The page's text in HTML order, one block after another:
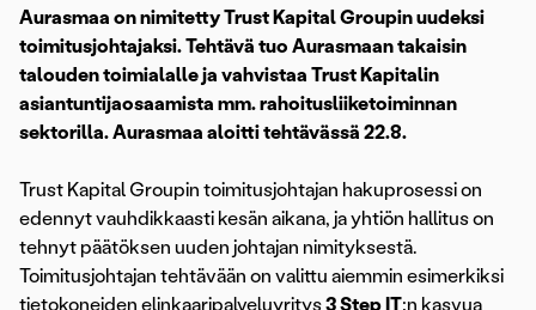
Aurasmaa on nimitetty Trust Kapital Groupin uudeksi
toimitusjohtajaksi. Tehtävä tuo Aurasmaan takaisin
talouden toimialalle ja vahvistaa Trust Kapitalin
asiantuntijaosaamista mm. rahoitusliiketoiminnan
sektorilla. Aurasmaa aloitti tehtävässä 22.8.
Trust Kapital Groupin toimitusjohtajan hakuprosessi on
edennyt vauhdikkaasti kesän aikana, ja yhtiön hallitus on
tehnyt päätöksen uuden johtajan nimityksestä.
Toimitusjohtajan tehtävään on valittu aiemmin esimerkiksi
tietokoneiden elinkaaripalveluyritys3 Step IT:n kasvua